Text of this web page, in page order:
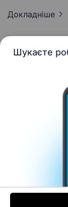
Шукаєте
Докладніше